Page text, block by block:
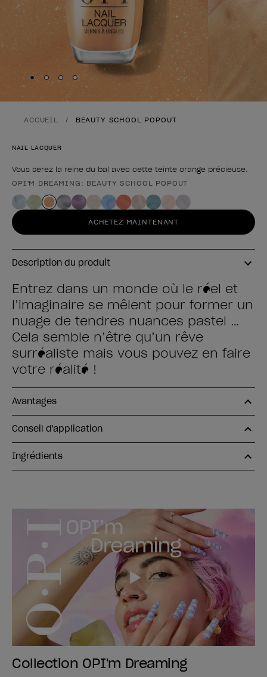
Skip to slide1
Skip to slide
Skip to slide3
Skip to slide 4
ACCUEIL BEAUTY SCHOOL POPOUT
NAIL LACQUER
Vous serez la reine du bal avec cette teinte orange précieuse.
Forme du produit
OPI'M DREAMING: BEAUTY SCHOOL POPOUT
ACHETEZ MAINTENANT
Description du produit
Entrez dans un monde où le réel et
l’imaginaire se mêlent pour former un
nuage de tendres nuances pastel …
Cela semble n’être qu’un rêve
surréaliste mais vous pouvez en faire
votre réalité !
Avantages
Conseil d'application
Ingrédients
Collection OPI'm Dreaming